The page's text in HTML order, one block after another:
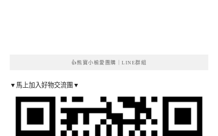
👍熊寶小榆愛團購｜LINE群組
▼馬上加入好物交流團▼